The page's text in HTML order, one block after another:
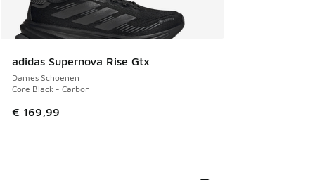
adidas Supernova Rise Gtx
Dames Schoenen
Core Black - Carbon
€ 169,99